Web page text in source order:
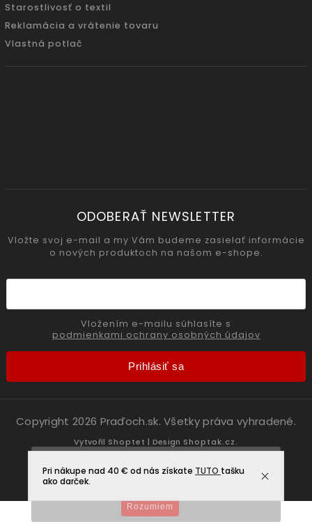
prechádzaním tohto webu vyjadrujete súhlas s ich
používaním. Viac informácií
Rozumiem
Pri nákupe nad 40 € od nás získate TUTO tašku
ako darček.
Starostlivosť o textil
Reklamácia a vrátenie tovaru
Vlastná potlač
ODOBERAŤ NEWSLETTER
Vložte svoj e-mail a my Vám budeme zasielať informácie
o nových produktoch na našom e-shope.
podmienkami ochrany osobných údajov
Prihlásiť sa
Copyright 2026 Praďoch.sk. Všetky práva vyhradené.
Vytvořil Shoptet | Design Shoptak.cz.